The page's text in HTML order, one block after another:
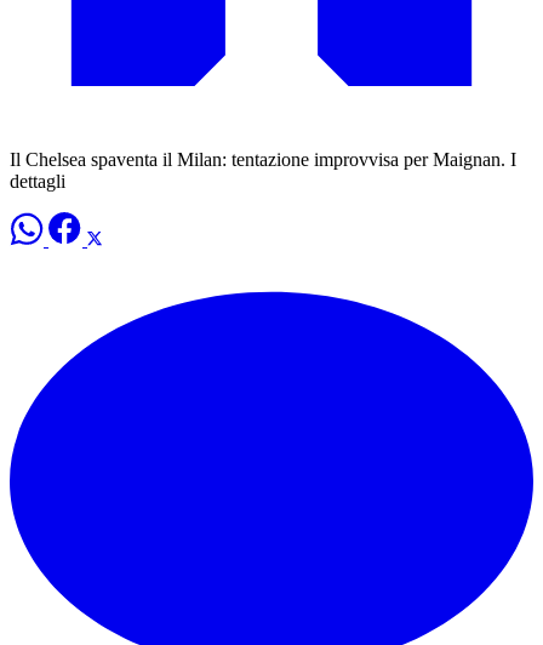
Il Chelsea spaventa il Milan: tentazione improvvisa per Maignan. I
dettagli